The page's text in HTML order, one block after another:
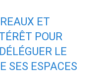
ET
POUR
LE
SES ESPACES